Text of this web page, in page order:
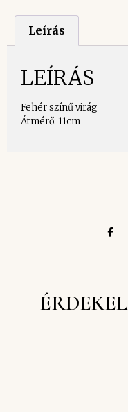
Leírás
LEÍRÁS
Fehér színű virág
Átmérő: 11cm